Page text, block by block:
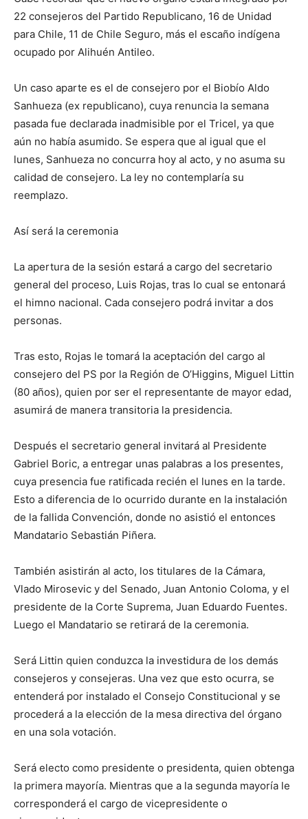
22 consejeros del Partido Republicano, 16 de Unidad
para Chile, 11 de Chile Seguro, más el escaño indígena
ocupado por Alihuén Antileo.
Un caso aparte es el de consejero por el Biobío Aldo
Sanhueza (ex republicano), cuya renuncia la semana
pasada fue declarada inadmisible por el Tricel, ya que
aún no había asumido. Se espera que al igual que el
lunes, Sanhueza no concurra hoy al acto, y no asuma su
calidad de consejero. La ley no contemplaría su
reemplazo.
Así será la ceremonia
La apertura de la sesión estará a cargo del secretario
general del proceso, Luis Rojas, tras lo cual se entonará
el himno nacional. Cada consejero podrá invitar a dos
personas.
Tras esto, Rojas le tomará la aceptación del cargo al
consejero del PS por la Región de O’Higgins, Miguel Littin
(80 años), quien por ser el representante de mayor edad,
asumirá de manera transitoria la presidencia.
Después el secretario general invitará al Presidente
Gabriel Boric, a entregar unas palabras a los presentes,
cuya presencia fue ratificada recién el lunes en la tarde.
Esto a diferencia de lo ocurrido durante en la instalación
de la fallida Convención, donde no asistió el entonces
Mandatario Sebastián Piñera.
También asistirán al acto, los titulares de la Cámara,
Vlado Mirosevic y del Senado, Juan Antonio Coloma, y el
presidente de la Corte Suprema, Juan Eduardo Fuentes.
Luego el Mandatario se retirará de la ceremonia.
Será Littin quien conduzca la investidura de los demás
consejeros y consejeras. Una vez que esto ocurra, se
entenderá por instalado el Consejo Constitucional y se
procederá a la elección de la mesa directiva del órgano
en una sola votación.
Será electo como presidente o presidenta, quien obtenga
la primera mayoría. Mientras que a la segunda mayoría le
corresponderá el cargo de vicepresidente o